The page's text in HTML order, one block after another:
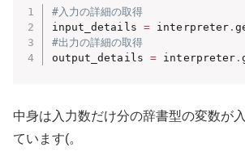
#入力の詳細の取得
input_details = interpreter .
#出力の詳細の取得
output_details = interpreter .
中身は入力数だけ分の辞書型の変数が
ています(。